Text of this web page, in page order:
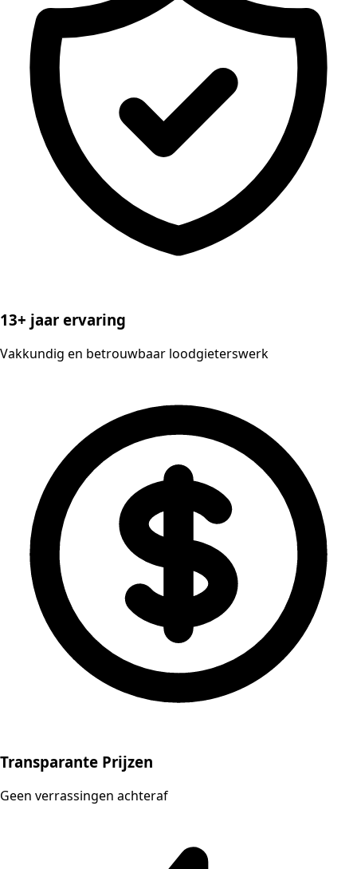
13+ jaar ervaring
Vakkundig en betrouwbaar loodgieterswerk
Transparante Prijzen
Geen verrassingen achteraf